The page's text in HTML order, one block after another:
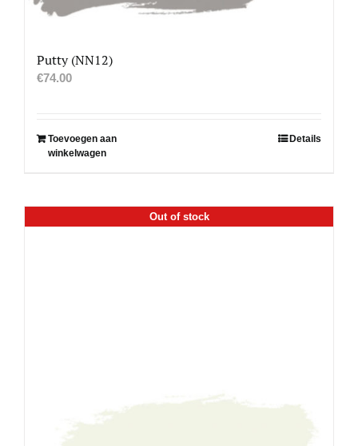
Putty (NN12)
€74.00
Toevoegen aan
winkelwagen
Details
Out of stock